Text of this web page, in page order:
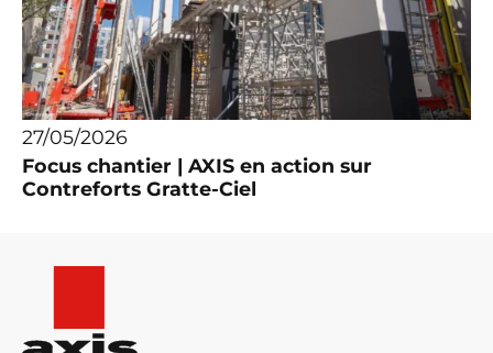
27/05/2026
Focus chantier | AXIS en action sur
Contreforts Gratte-Ciel